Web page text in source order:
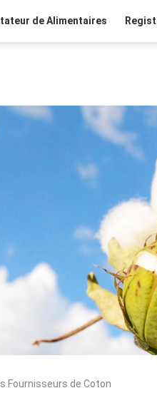
de Alimentaires
Fournisseurs de Coton